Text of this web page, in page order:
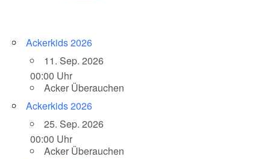
Ackerkids 2026
11. Sep. 2026
00:00 Uhr
Acker Überauchen
Ackerkids 2026
25. Sep. 2026
00:00 Uhr
Acker Überauchen